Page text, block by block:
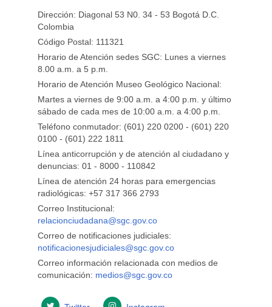
Dirección: Diagonal 53 N0. 34 - 53 Bogotá D.C.
Colombia
Código Postal: 111321
Horario de Atención sedes SGC: Lunes a viernes
8.00 a.m. a 5 p.m.
Horario de Atención Museo Geológico Nacional:
Martes a viernes de 9:00 a.m. a 4:00 p.m. y último
sábado de cada mes de 10:00 a.m. a 4:00 p.m.
Teléfono conmutador: (601) 220 0200 - (601) 220
0100 - (601) 222 1811
Línea anticorrupción y de atención al ciudadano y
denuncias: 01 - 8000 - 110842
Línea de atención 24 horas para emergencias
radiológicas: +57 ​317 366 2793
Correo Institucional:
relacionciudadana@sgc.gov.co
Correo de notificaciones judiciales:
notificacionesjudiciales@sgc.gov.co
Correo información relacionada con medios de
comunicación: medios@sgc.gov.co